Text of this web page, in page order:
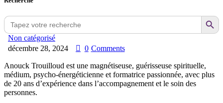
Search
for:
Search Button
Non catégorisé
décembre 28, 2024
0 Comments
Anouck Trouilloud est une magnétiseuse, guérisseuse spirituelle,
médium, psycho-énergéticienne et formatrice passionnée, avec plus
de 20 ans d’expérience dans l’accompagnement et le soin des
personnes.